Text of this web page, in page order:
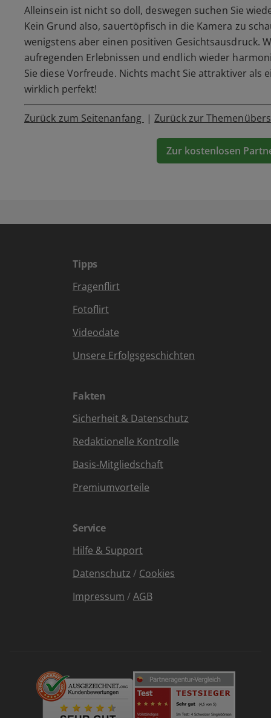
Alleinsein ist nicht so doll, deswegen suchen Sie
Kein Grund also, sauertöpfisch in die Kamera zu
wenigstens aber einen positiven Gesichtsausdruck.
aufregenden Erlebnissen und endlich wieder
Sie diese Vorfreude. Nichts macht Sie attraktiver als
wirklich perfekt!
Zurück zum Seitenanfang |Zurück zur
Zur kostenlosen
Tipps
Fragenflirt
Fotoflirt
Videodate
Unsere Erfolgsgeschichten
Fakten
Sicherheit & Datenschutz
Redaktionelle Kontrolle
Basis-Mitgliedschaft
Premiumvorteile
Service
Hilfe & Support
Datenschutz / Cookies
Impressum /AGB